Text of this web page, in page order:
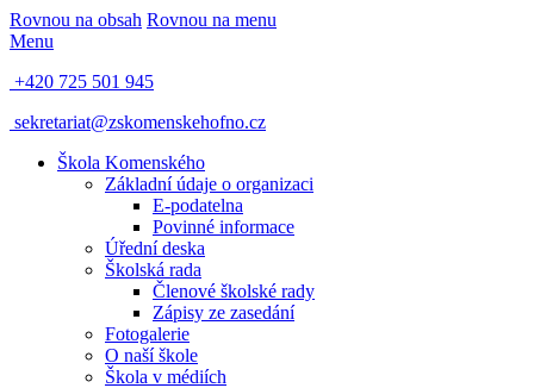
Rovnou na obsah Rovnou na menu
Menu
+420 725 501 945
sekretariat@zskomenskehofno.cz
Škola Komenského
Základní údaje o organizaci
E-podatelna
Povinné informace
Úřední deska
Školská rada
Členové školské rady
Zápisy ze zasedání
Fotogalerie
O naší škole
Škola v médiích